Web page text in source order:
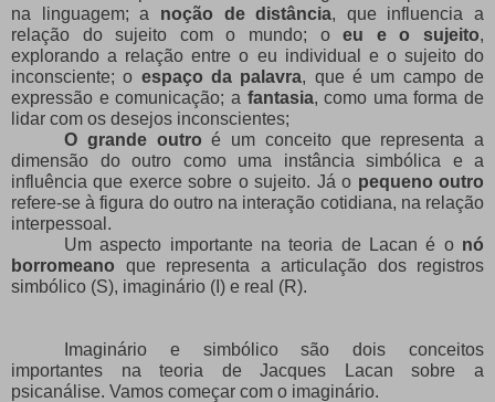
na linguagem; a noção de distância, que influencia a
relação do sujeito com o mundo; oeu e o sujeito,
explorando a relação entre o eu individual e o sujeito do
inconsciente; o espaço da palavra, que é um campo de
expressão e comunicação; a fantasia, como uma forma de
lidar com os desejos inconscientes;
O grande outro é um conceito que representa a
dimensão do outro como uma instância simbólica e a
influência que exerce sobre o sujeito. Já o pequeno outro
refere-se à figura do outro na interação cotidiana, na relação
interpessoal.
Um aspecto importante na teoria de Lacan é o nó
borromeano que representa a articulação dos registros
simbólico (S), imaginário (I) e real (R).
Imaginário e simbólico são dois conceitos
importantes na teoria de Jacques Lacan sobre a
psicanálise. Vamos começar com o imaginário.